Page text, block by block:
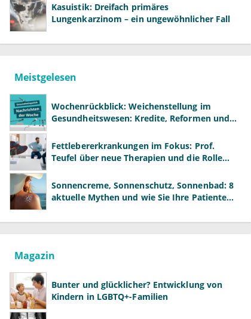
Kasuistik: Dreifach primäres
Lungenkarzinom – ein ungewöhnlicher Fall
Meistgelesen
Wochenrückblick: Weichenstellung im
Gesundheitswesen: Kredite, Reformen und
Fettlebererkrankungen im Fokus: Prof.
Teufel über neue Therapien und die Rolle
Sonnencreme, Sonnenschutz, Sonnenbad: 8
aktuelle Mythen und wie Sie Ihre Patienten
Magazin
Bunter und glücklicher? Entwicklung von
Kindern in LGBTQ+-Familien